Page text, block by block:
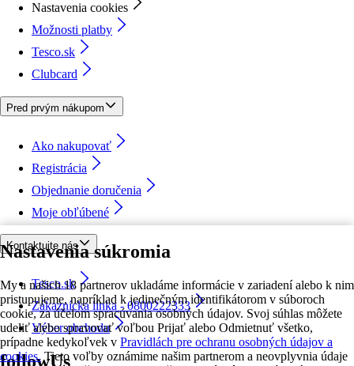
Nastavenia súkromia
My a našich 18 partnerov ukladáme informácie v zariadení alebo k nim
pristupujeme, napríklad k jedinečným identifikátorom v súboroch
cookie, za účelom spracúvania osobných údajov. Svoj súhlas môžete
udeliť alebo spravovať voľbou Prijať alebo Odmietnuť všetko,
prípadne kedykoľvek v Pravidlách pre ochranu osobných údajov a
cookies. Tieto voľby oznámime našim partnerom a neovplyvnia údaje
Nastavenia cookies
Možnosti platby
Tesco.sk
Clubcard
Pred prvým nákupom
Ako nakupovať
Registrácia
Objednanie doručenia
Moje obľúbené
Kontaktujte nás
Tesco.sk
Zákaznícka linka - 0800222333
Výber obchodu
followUs